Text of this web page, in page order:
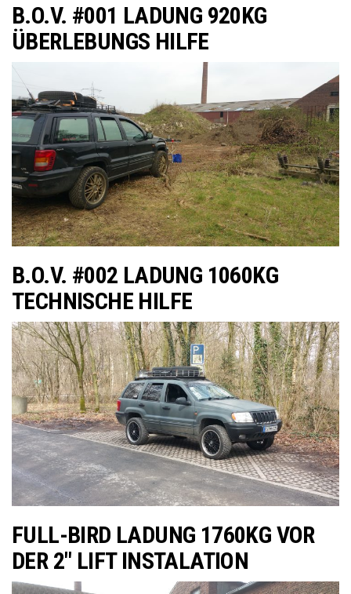
B.O.V. #001 LADUNG 920KG
ÜBERLEBUNGS HILFE
B.O.V. #002 LADUNG 1060KG
TECHNISCHE HILFE
FULL-BIRD LADUNG 1760KG VOR
DER 2″ LIFT INSTALATION